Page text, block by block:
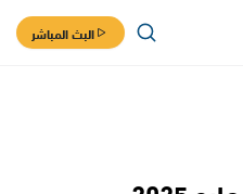
البث المباشر